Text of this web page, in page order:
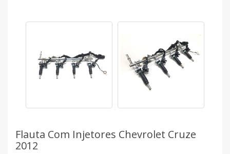
Flauta Com Injetores Chevrolet Cruze
2012